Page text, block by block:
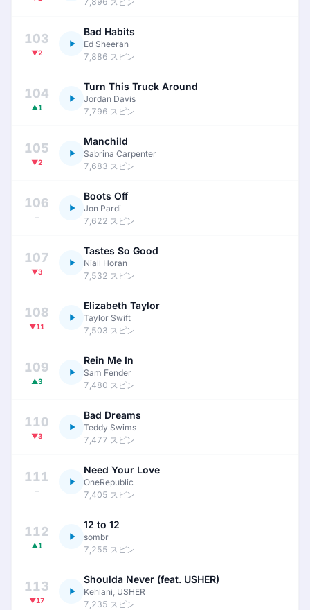
103
▼2
Bad Habits
Ed Sheeran
7,886 スピン
104
▲1
Turn This Truck Around
Jordan Davis
7,796 スピン
105
▼2
Manchild
Sabrina Carpenter
7,683 スピン
106
–
Boots Off
Jon Pardi
7,622 スピン
107
▼3
Tastes So Good
Niall Horan
7,532 スピン
108
▼11
Elizabeth Taylor
Taylor Swift
7,503 スピン
109
▲3
Rein Me In
Sam Fender
7,480 スピン
110
▼3
Bad Dreams
Teddy Swims
7,477 スピン
111
–
Need Your Love
OneRepublic
7,405 スピン
112
▲1
12 to 12
sombr
7,255 スピン
113
▼17
Shoulda Never (feat. USHER)
Kehlani, USHER
7,235 スピン